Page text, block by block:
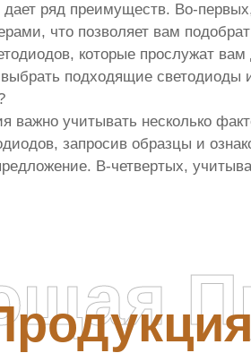
ряд преимуществ. Во-
что позволяет вам
которые прослужат
подходящие
учитывать несколько
запросив образцы и
В-четвертых,